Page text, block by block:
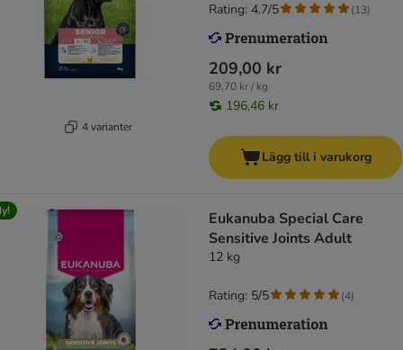
4 varianter
209,00 kr
69,70 kr / kg
196,46 kr
Rating: 4.7/5 (13)
Lägg till i varukorg
Eukanuba Special Care
Sensitive Joints Adult
12 kg
Rating: 5/5 (4)